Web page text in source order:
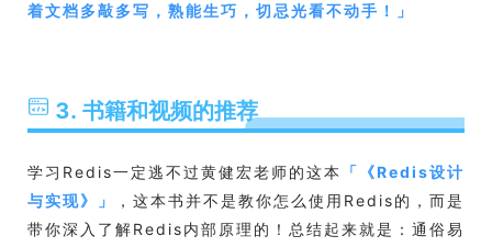
着文档多敲多写，熟能生巧，切忌光看不动手！
」
3. 书籍和视频的推荐
学习Redis一定逃不过黄健宏老师的这本 「 《Redis设计
与实现》
」
，这本书并不是教你怎么使用Redis的，而是
带你深入了解Redis内部原理的！总结起来就是：通俗易